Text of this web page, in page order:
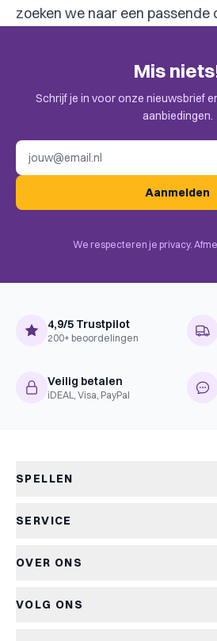
zoeken we naar een passende
Mis
Schrijf je in voor onze nieuwsbrief
aanbiedingen.
Aanmelden
We respecteren je privacy.
4,9/5 Trustpilot
200+ beoordelingen
Veilig betalen
iDEAL, Visa, PayPal
SPELLEN
Nieuwe spellen
SERVICE
Retourneren
OVER ONS
Het Kapiteinsspel
VOLG ONS